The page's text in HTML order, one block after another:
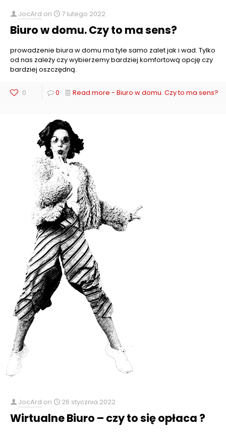
JocArd on 7 lutego 2022
Biuro w domu. Czy to ma sens?
prowadzenie biura w domu ma tyle samo zalet jak i wad. Tylko
od nas zależy czy wybierzemy bardziej komfortową opcję czy
bardziej oszczędną.
0 0 Read more - Biuro w domu. Czy to ma sens?
JocArd on 26 stycznia 2022
Wirtualne Biuro – czy to się opłaca ?